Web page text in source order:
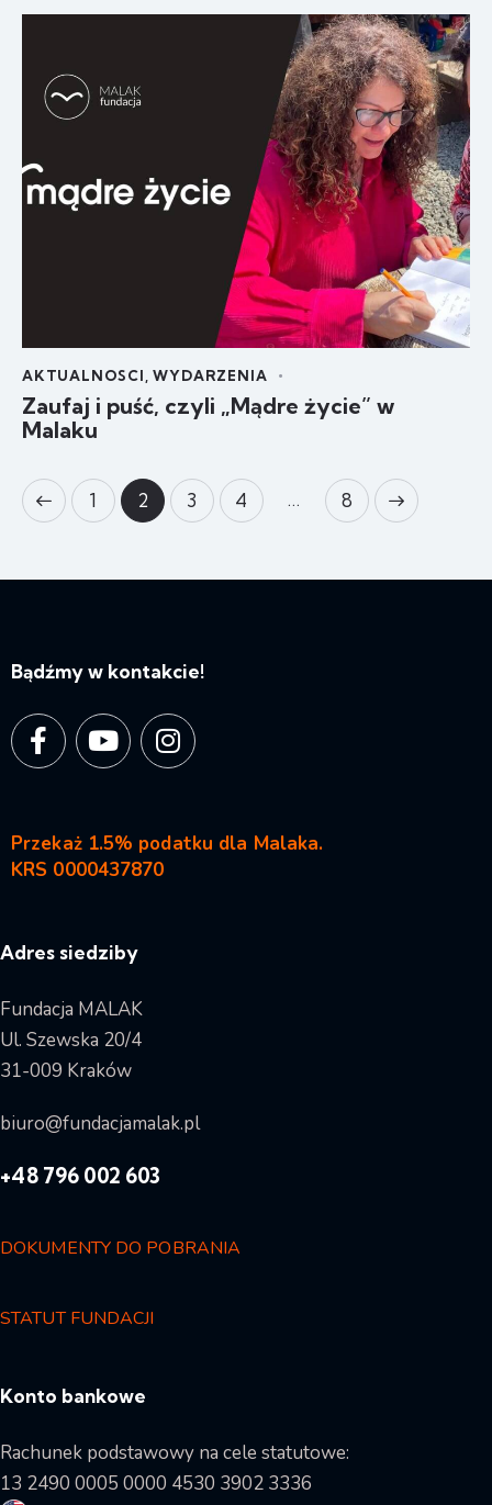
AKTUALNOSCI,WYDARZENIA
Zaufaj i puść, czyli „Mądre życie” w
Malaku
1 2 3 4 … 8
>
Bądźmy w kontakcie!
Przekaż 1.5% podatku dla Malaka.
KRS 0000437870
Adres siedziby
Fundacja MALAK
Ul. Szewska 20/4
31-009 Kraków
biuro@fundacjamalak.pl
+48 796 002 603
DOKUMENTY DO POBRANIA
STATUT FUNDACJI
Konto bankowe
Rachunek podstawowy na cele statutowe:
13 2490 0005 0000 4530 3902 3336